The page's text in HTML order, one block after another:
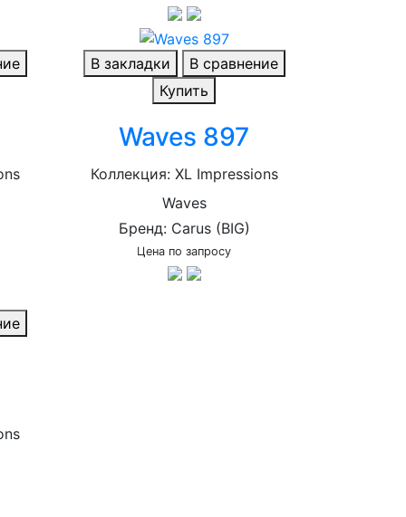
В закладки
В сравнение
Купить
Waves 897
Коллекция: XL Impressions
Waves
Бренд: Carus (BIG)
Цена по запросу